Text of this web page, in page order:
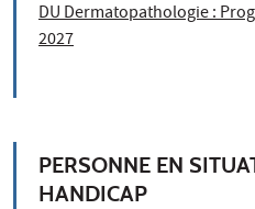
DU Dermatopathologie :
2027
PERSONNE EN
HANDICAP